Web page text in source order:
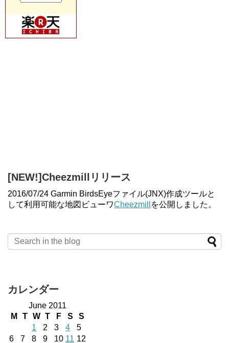
[NEW!]Cheezmillリリース
2016/07/24 Garmin BirdsEyeファイル(JNX)作成ツールと
して利用可能な地図ビューワCheezmill を公開しました。
カレンダー
June 2011
M
T W T F S
S
1
2 3 4
5
6
7 8 9 10 11 12